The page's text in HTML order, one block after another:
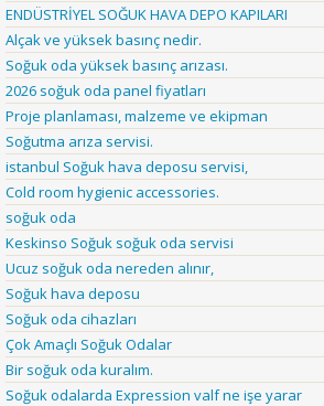
ENDÜSTRİYEL SOĞUK HAVA DEPO KAPILARI
Alçak ve yüksek basınç nedir.
Soğuk oda yüksek basınç arızası.
2026 soğuk oda panel fiyatları
Proje planlaması, malzeme ve ekipman
Soğutma arıza servisi.
istanbul Soğuk hava deposu servisi,
Cold room hygienic accessories.
soğuk oda
Keskinso Soğuk soğuk oda servisi
Ucuz soğuk oda nereden alınır,
Soğuk hava deposu
Soğuk oda cihazları
Çok Amaçlı Soğuk Odalar
Bir soğuk oda kuralım.
Soğuk odalarda Expression valf ne işe yarar